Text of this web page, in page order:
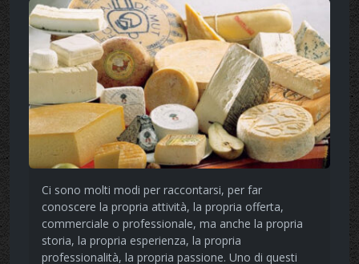
Ci sono molti modi per raccontarsi, per far
conoscere la propria attività, la propria offerta,
commerciale o professionale, ma anche la propria
storia, la propria esperienza, la propria
professionalità, la propria passione. Uno di questi